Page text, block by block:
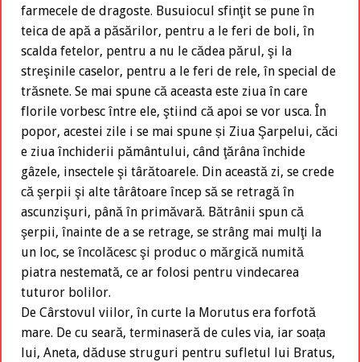
farmecele de dragoste. Busuiocul sfinţit se pune în
teica de apă a păsărilor, pentru a le feri de boli, în
scalda fetelor, pentru a nu le cădea părul, şi la
streşinile caselor, pentru a le feri de rele, în special de
trăsnete. Se mai spune că aceasta este ziua în care
florile vorbesc între ele, ştiind că apoi se vor usca. În
popor, acestei zile i se mai spune și Ziua Şarpelui, căci
e ziua închiderii pământului, când ţărâna închide
gâzele, insectele şi târătoarele. Din această zi, se crede
că şerpii şi alte târâtoare încep să se retragă în
ascunzişuri, până în primăvară. Bătrânii spun că
şerpii, înainte de a se retrage, se strâng mai mulţi la
un loc, se încolăcesc şi produc o mărgică numită
piatra nestemată, ce ar folosi pentru vindecarea
tuturor bolilor.
De Cârstovul viilor, în curte la Morutus era forfotă
mare. De cu seară, terminaseră de cules via, iar soața
lui, Aneta, dăduse struguri pentru sufletul lui Bratus,